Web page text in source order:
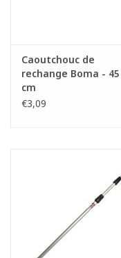
Caoutchouc de
rechange Boma - 45
cm
€3,09